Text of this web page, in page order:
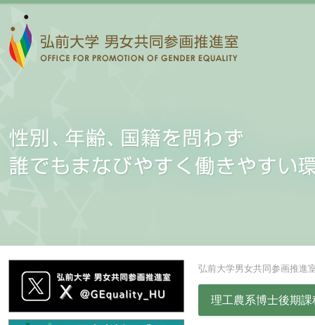
弘前大学男女共同参画推進
理工農系博士後期